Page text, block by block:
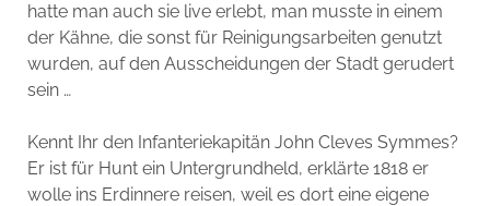
hatte man auch sie live erlebt, man musste in einem
der Kähne, die sonst für Reinigungsarbeiten genutzt
wurden, auf den Ausscheidungen der Stadt gerudert
sein …
Kennt Ihr den Infanteriekapitän John Cleves Symmes?
Er ist für Hunt ein Untergrundheld, erklärte 1818 er
wolle ins Erdinnere reisen, weil es dort eine eigene